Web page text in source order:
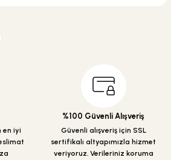
öneri formunu kullanarak tarafımıza
ederiz.
veya görüntülenemiyor.
bilgiler bulunuyor.
daha pahalı.
olmalı.
en iyi
%100 Güvenli Alışveriş
Güvenli alışveriş için SSL
sertifikalı altyapımızla hizmet
veriyoruz. Verileriniz koruma